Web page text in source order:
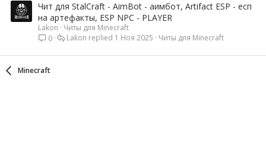
Чит для StalCraft - AimBot - аимбот, Artifact ESP - есп
на артефакты, ESP NPC - PLAYER
Lakon
Читы для Minecraft
0
Читы для Minecraft
1 Ноя 2025
Lakon
Minecraft